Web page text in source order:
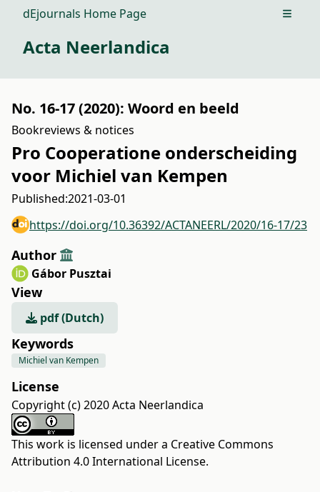
dEjournals Home Page Open
Acta Neerlandica
No. 16-17 (2020): Woord en beeld
Bookreviews & notices
Pro Cooperatione onderscheiding
voor Michiel van Kempen
Published:2021-03-01
https://doi.org/10.36392/ACTANEERL/2020/16-17/23
Author
Gábor Pusztai
View
pdf (Dutch)
Keywords
Michiel van Kempen
License
Copyright (c) 2020 Acta Neerlandica
This work is licensed under a Creative Commons
Attribution 4.0 International License.